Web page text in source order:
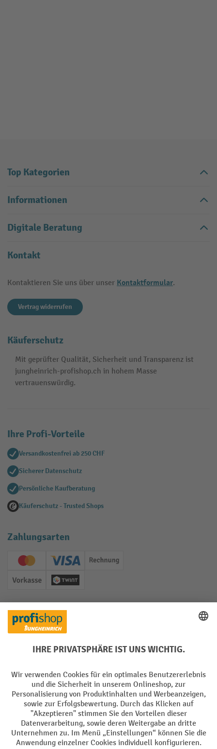
Top Kategorien
Informationen
Digitale Beratung
Kontakt
Kontaktieren Sie uns über unser Kontaktformular.
Vertrag widerrufen
Käuferschutz
Mit geprüfter Qualität, Sicherheit und Transparenz ist
jungheinrich-profishop.ch in hohem Masse
vertrauenswürdig.
Ihre Profi-Vorteile
Versandkostenfrei ab 250 CHF
Sicherer Datenschutz
Persönliche Kaufberatung
Käuferschutz - Trusted Shops
Zahlungsarten
Creditcard (Master)Creditcard (Visa)
Rechnung
Vorkasse Twint
Soziale Netzwerke
Facebook
YouTube
LinkedInInstagram
Sprachen
DE FR
AGB Impressum Datenschutz Privacy Settings